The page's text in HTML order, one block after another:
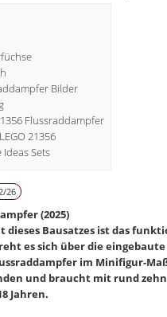
Bilder
Flussraddampfer
21356
Ideas Sets
26
(2025)
dieses Bausatzes ist das
es sich über die
im Minifigur-
und braucht mit rund
Jahren.